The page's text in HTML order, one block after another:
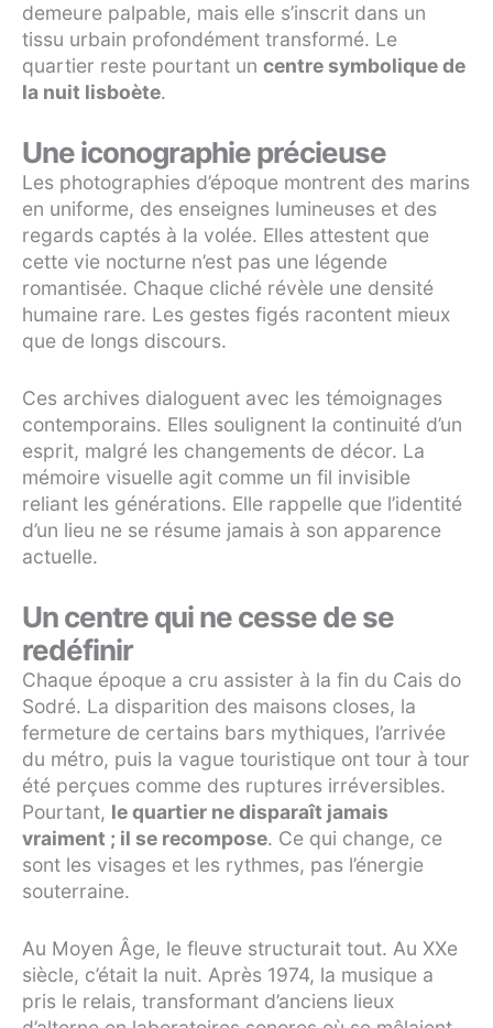
demeure palpable, mais elle s’inscrit dans un
tissu urbain profondément transformé. Le
quartier reste pourtant un centre symbolique de
la nuit lisboète.
Une iconographie précieuse
Les photographies d’époque montrent des marins
en uniforme, des enseignes lumineuses et des
regards captés à la volée. Elles attestent que
cette vie nocturne n’est pas une légende
romantisée. Chaque cliché révèle une densité
humaine rare. Les gestes figés racontent mieux
que de longs discours.
Ces archives dialoguent avec les témoignages
contemporains. Elles soulignent la continuité d’un
esprit, malgré les changements de décor. La
mémoire visuelle agit comme un fil invisible
reliant les générations. Elle rappelle que l’identité
d’un lieu ne se résume jamais à son apparence
actuelle.
Un centre qui ne cesse de se
redéfinir
Chaque époque a cru assister à la fin du Cais do
Sodré. La disparition des maisons closes, la
fermeture de certains bars mythiques, l’arrivée
du métro, puis la vague touristique ont tour à tour
été perçues comme des ruptures irréversibles.
Pourtant, le quartier ne disparaît jamais
vraiment ; il se recompose. Ce qui change, ce
sont les visages et les rythmes, pas l’énergie
souterraine.
Au Moyen Âge, le fleuve structurait tout. Au XXe
siècle, c’était la nuit. Après 1974, la musique a
pris le relais, transformant d’anciens lieux